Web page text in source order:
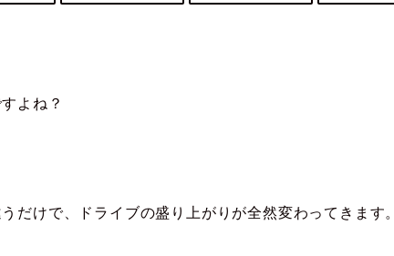
よね？
だけで、ドライブの盛り上がりが全然変わってきます。